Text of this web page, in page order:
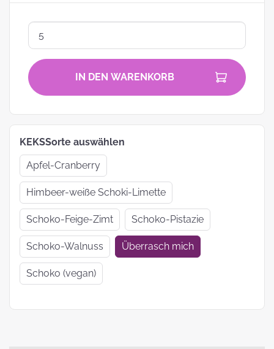
IN DEN WARENKORB
KEKSSorte auswählen
Apfel-Cranberry
Himbeer-weiße Schoki-Limette
Schoko-Feige-Zimt Schoko-Pistazie
Schoko-Walnuss Überrasch mich
Schoko (vegan)